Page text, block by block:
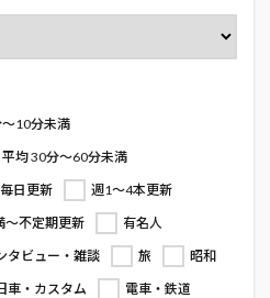
10分未満
平均 30分～60分未満
日更新
週1～4本更新
～不定期更新
有名人
タビュー・雑談 旅
昭和
旧車・カスタム
電車・鉄道